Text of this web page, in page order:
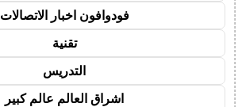
فودوافون اخبار الاتصالات
تقنية
التدريس
اشراق العالم عالم كبير